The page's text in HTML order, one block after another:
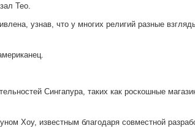
Тео.
узнав, что у многих религий разные
Сингапура, таких как роскошные
Хоу, известным благодаря совместной